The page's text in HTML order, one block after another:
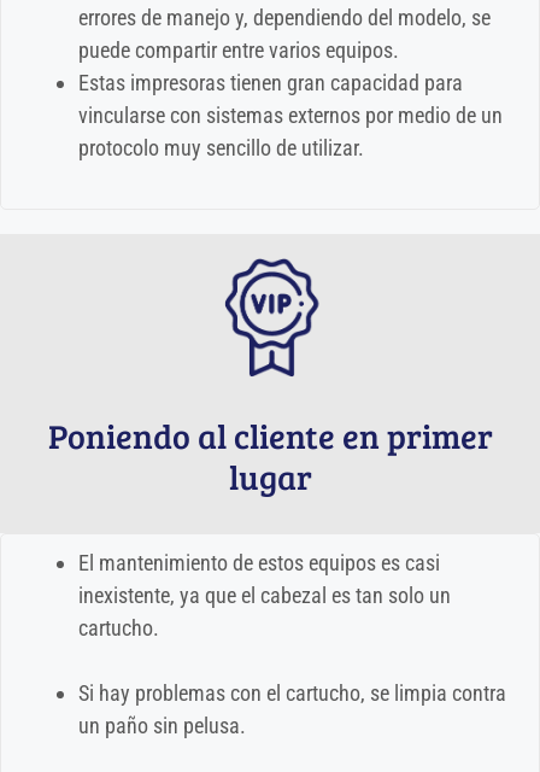
errores de manejo y, dependiendo del modelo, se
puede compartir entre varios equipos.
Estas impresoras tienen gran capacidad para
vincularse con sistemas externos por medio de un
protocolo muy sencillo de utilizar.
Poniendo al cliente en primer
lugar
El mantenimiento de estos equipos es casi
inexistente, ya que el cabezal es tan solo un
cartucho.
Si hay problemas con el cartucho, se limpia contra
un paño sin pelusa.